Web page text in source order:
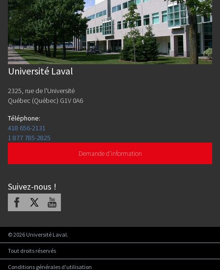
Université Laval
2325, rue de l'Université
Québec (Québec) G1V 0A6
Téléphone:
418 656-2131
1 877 785-2825
Demande d'information
Suivez-nous !
Facebook Youtube
©2026 Université Laval.
Tout droits réservés
Conditions générales d'utilisation